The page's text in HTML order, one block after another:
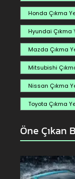
Honda Çıkma
Hyundai Çıkma
Mazda Çıkma
Mitsubishi
Nissan Çıkma
Toyota Çıkma
Öne Çıkan